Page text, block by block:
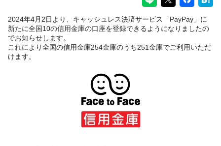
2024年4月2日より、キャッシュレス決済サービス「PayPay」に
新たに全国10の信用金庫の口座を登録できるようになりましたの
でお知らせします。
これにより全国の信用金庫254金庫のうち251金庫でご利用いただ
けます。